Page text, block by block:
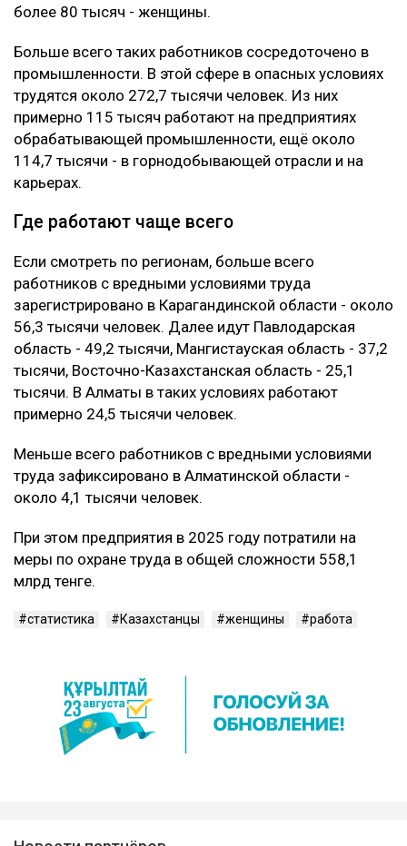
более 80 тысяч - женщины.
Больше всего таких работников сосредоточено в
промышленности. В этой сфере в опасных условиях
трудятся около 272,7 тысячи человек. Из них
примерно 115 тысяч работают на предприятиях
обрабатывающей промышленности, ещё около
114,7 тысячи - в горнодобывающей отрасли и на
карьерах.
Где работают чаще всего
Если смотреть по регионам, больше всего
работников с вредными условиями труда
зарегистрировано в Карагандинской области - около
56,3 тысячи человек. Далее идут Павлодарская
область - 49,2 тысячи, Мангистауская область - 37,2
тысячи, Восточно-Казахстанская область - 25,1
тысячи. В Алматы в таких условиях работают
примерно 24,5 тысячи человек.
Меньше всего работников с вредными условиями
труда зафиксировано в Алматинской области -
около 4,1 тысячи человек.
При этом предприятия в 2025 году потратили на
меры по охране труда в общей сложности 558,1
млрд тенге.
статистика Казахстанцы женщины работа